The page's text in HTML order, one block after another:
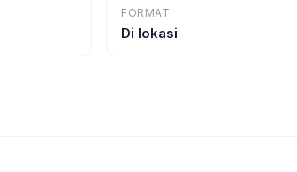
FORMAT
Di lokasi